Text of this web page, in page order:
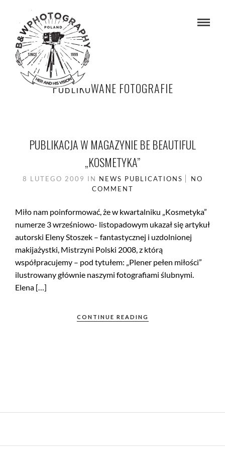
PUBLIKOWANE FOTOGRAFIE
PUBLIKACJA W MAGAZYNIE BE BEAUTIFUL
„KOSMETYKA”
8 LUTEGO 2009 IN NEWS PUBLICATIONS
NO
COMMENT
Miło nam poinformować, że w kwartalniku „Kosmetyka”
numerze 3 wrześniowo- listopadowym ukazał się artykuł
autorski Eleny Stoszek – fantastycznej i uzdolnionej
makijażystki, Mistrzyni Polski 2008, z którą
współpracujemy – pod tytułem: „Plener pełen miłości”
ilustrowany głównie naszymi fotografiami ślubnymi.
Elena […]
CONTINUE READING